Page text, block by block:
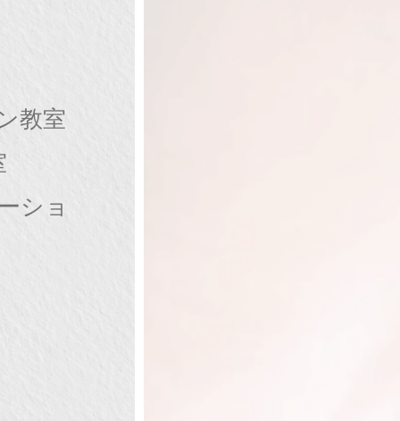
教室
ショ